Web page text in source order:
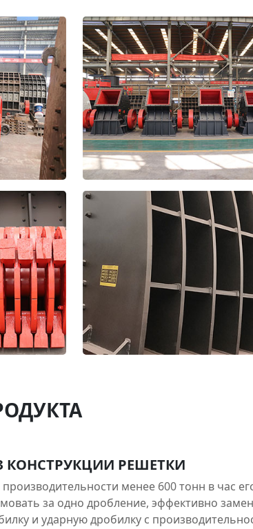
КОНСТРУКЦИИ РЕШЕТКИ
менее 600 тонн в час
за одно дробление, эффективно
и ударную дробилку с